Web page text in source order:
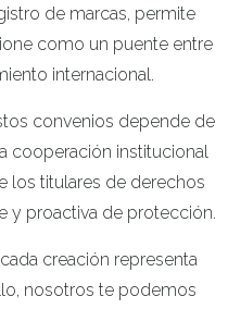
de marcas, permite
como un puente entre
internacional.
convenios depende de
cooperación institucional
los titulares de derechos
y proactiva de protección.
creación representa
nosotros te podemos